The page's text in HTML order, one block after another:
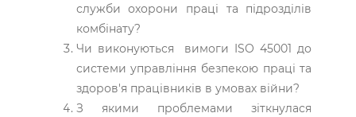
служби охорони праці та підрозділів
комбінату?
Чи виконуються вимоги ISO 45001 до
системи управління безпекою праці та
здоров'я працівників в умовах війни?
З якими проблемами зіткнулася